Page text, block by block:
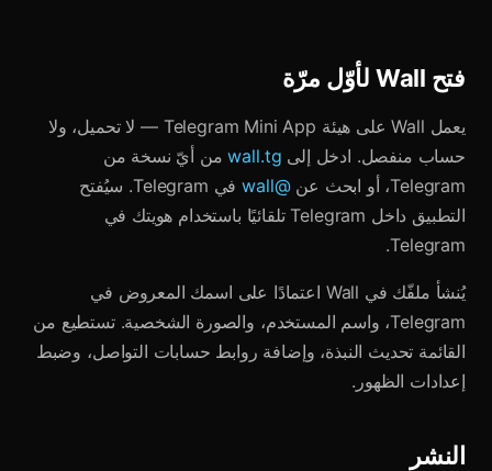
فتح Wall لأوّل مرّة
يعمل Wall على هيئة Telegram Mini App — لا تحميل، ولا
حساب منفصل. ادخل إلى wall.tgمن أيّ نسخة من
Telegram، أو ابحث عن
@wall
في Telegram. سيُفتح
التطبيق داخل Telegram تلقائيًا باستخدام هويتك في
Telegram.
يُنشأ ملفّك في Wall اعتمادًا على اسمك المعروض في
Telegram، واسم المستخدم، والصورة الشخصية. تستطيع من
القائمة تحديث النبذة، وإضافة روابط حسابات التواصل، وضبط
إعدادات الظهور.
النشر